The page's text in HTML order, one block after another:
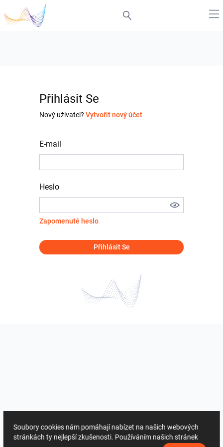
Přihlásit Se
Nový uživatel? Vytvořit nový účet
E-mail
Heslo
Zapomenuté heslo
Přihlásit Se
Soubory cookies nám pomáhají nabízet na našich webových
stránkách ty nejlepší zkušenosti. Používáním našich stránek